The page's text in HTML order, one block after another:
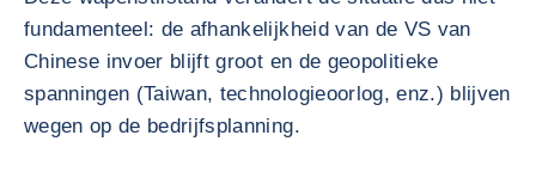
fundamenteel: de afhankelijkheid van de VS van
Chinese invoer blijft groot en de geopolitieke
spanningen (Taiwan, technologieoorlog, enz.) blijven
wegen op de bedrijfsplanning.